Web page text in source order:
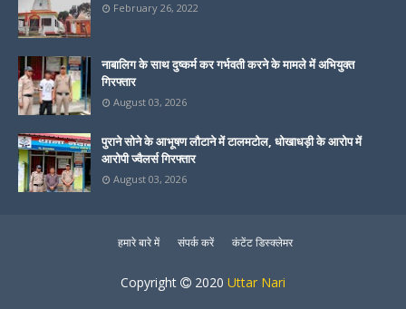
February 26, 2022
नाबालिग के साथ दुष्कर्म कर गर्भवती करने के मामले में अभियुक्त
गिरफ्तार
August 03, 2026
पुराने सोने के आभूषण लौटाने में टालमटोल, धोखाधड़ी के आरोप में
आरोपी ज्वैलर्स गिरफ्तार
August 03, 2026
हमारे बारे में संपर्क करें कंटेंट डिस्क्लेमर
Copyright 2020 Uttar Nari